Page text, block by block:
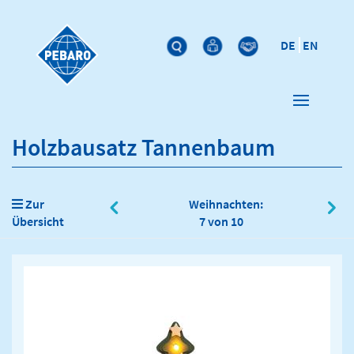
DE EN
Holzbausatz Tannenbaum
Zur
Übersicht
Weihnachten:
7 von 10